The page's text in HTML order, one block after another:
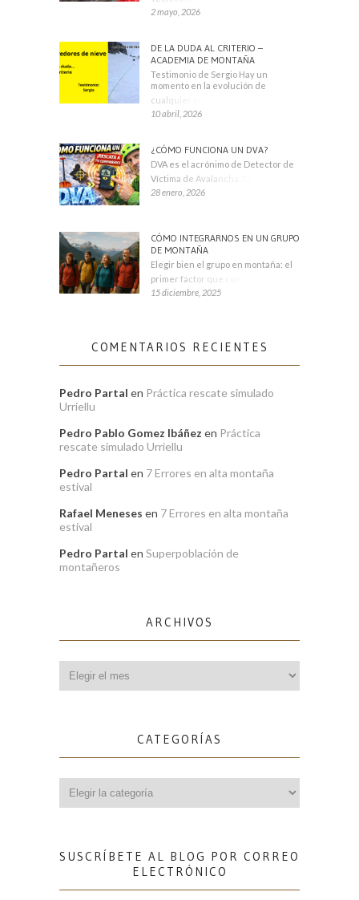
2 mayo, 2026
DE LA DUDA AL CRITERIO –
ACADEMIA DE MONTAÑA
Testimonio de Sergio Hay un
momento en la evolución de
cualquier montañero
10 abril, 2026
¿CÓMO FUNCIONA UN DVA?
DVA es el acrónimo de Detector de
Víctima de Avalancha. También se
28 enero, 2026
CÓMO INTEGRARNOS EN UN GRUPO
DE MONTAÑA
Elegir bien el grupo en montaña: el
primer factor que condiciona tu
15 diciembre, 2025
COMENTARIOS RECIENTES
Pedro Partal en Práctica rescate simulado
Urriellu
Pedro Pablo Gomez Ibáñez en Práctica
rescate simulado Urriellu
Pedro Partal en 7 Errores en alta montaña
estival
Rafael Meneses en 7 Errores en alta montaña
estival
Pedro Partal en Superpoblación de
montañeros
ARCHIVOS
CATEGORÍAS
SUSCRÍBETE AL BLOG POR CORREO
ELECTRÓNICO